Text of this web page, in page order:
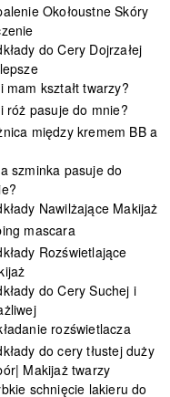
Okołoustne Skóry
do Cery Dojrzałej
mam kształt twarzy?
róż pasuje do mnie?
między kremem BB a
szminka pasuje do
Nawilżające Makijaż
mascara
Rozświetlające
do Cery Suchej i
rozświetlacza
do cery tłustej duży
Makijaż twarzy
schnięcie lakieru do